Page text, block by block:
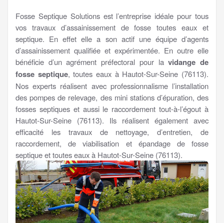
Fosse Septique Solutions est l’entreprise idéale pour tous
vos travaux d’assainissement de fosse toutes eaux et
septique. En effet elle a son actif une équipe d’agents
d’assainissement qualifiée et expérimentée. En outre elle
bénéficie d’un agrément préfectoral pour lavidange de
fosse septique, toutes eaux à Hautot-Sur-Seine (76113).
Nos experts réalisent avec professionnalisme l’installation
des pompes de relevage, des mini stations d’épuration, des
fosses septiques et aussi le raccordement tout-à-l’égout à
Hautot-Sur-Seine (76113). Ils réalisent également avec
efficacité les travaux de nettoyage, d’entretien, de
raccordement, de viabilisation et épandage de fosse
septique et toutes eaux à Hautot-Sur-Seine (76113).